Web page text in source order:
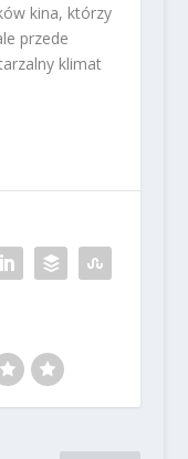
kina, którzy
przede
klimat